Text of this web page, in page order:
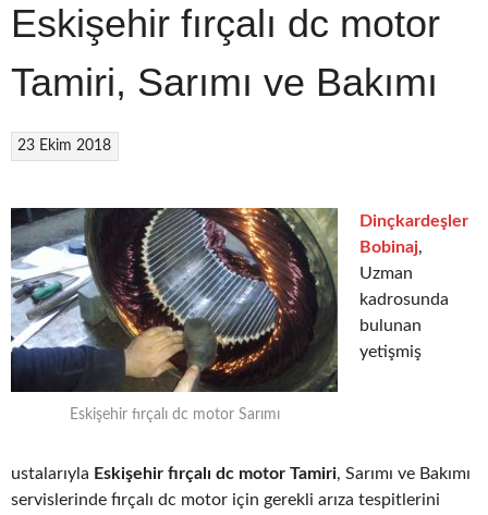
Eskişehir fırçalı dc motor
Tamiri, Sarımı ve Bakımı
23 Ekim 2018
Eskişehir fırçalı dc motor Sarımı
Dinçkardeşler
Bobinaj,
Uzman
kadrosunda
bulunan
yetişmiş
ustalarıyla Eskişehir fırçalı dc motor Tamiri, Sarımı ve Bakımı
servislerinde fırçalı dc motor için gerekli arıza tespitlerini